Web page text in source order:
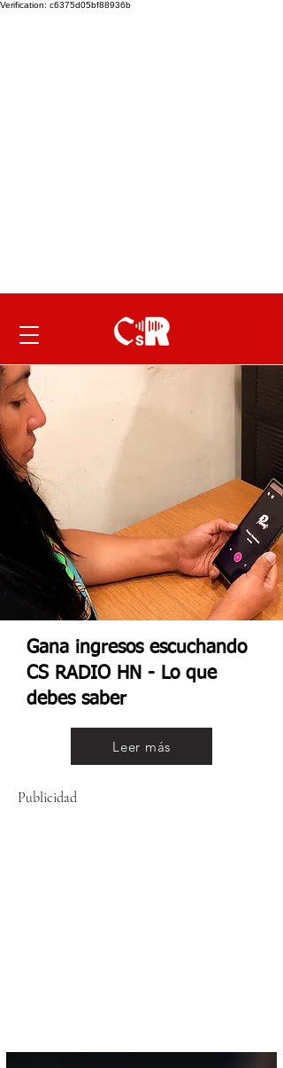
Verification: c6375d05bf88936b
Gana ingresos escuchando
CS RADIO HN - Lo que
debes saber
Leer más
Publicidad